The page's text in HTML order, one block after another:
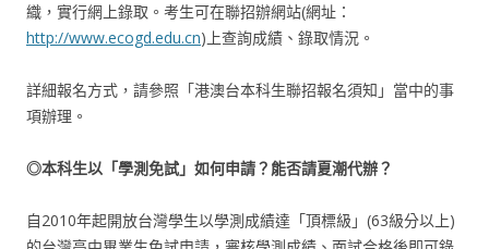
織，實行網上錄取。考生可在聯招辦網站(網址：
http://www.ecogd.edu.cn)上查詢成績、錄取情況。
詳細報名方式，請參照「港澳台本科生聯招報名須知」當中的事
項辦理。
◎本科生以「學測免試」如何申請？能否請夏潮代辦？
自2010年起開放台灣學生以學測成績達「頂標級」(63級分以上)